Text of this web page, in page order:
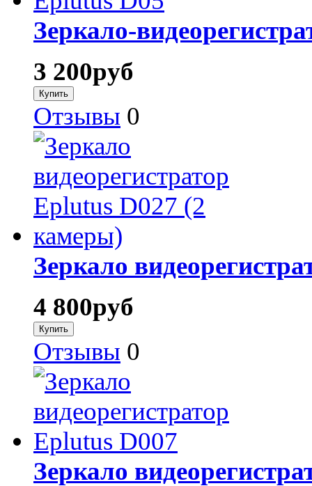
Зеркало-
3 200руб
Отзывы 0
Зеркало
4 800руб
Отзывы 0
Зеркало